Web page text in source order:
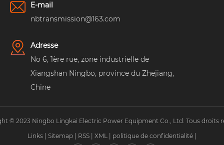
E-mail
nbtransmission@163.com
Adresse
No 6, 1ère rue, zone industrielle de
Xiangshan Ningbo, province du Zhejiang,
Chine
© 2023 Ningbo Lingkai Electric Power Equipment Co., Ltd. Tous droits
Links
Sitemap RSS XML politique de confidentialité